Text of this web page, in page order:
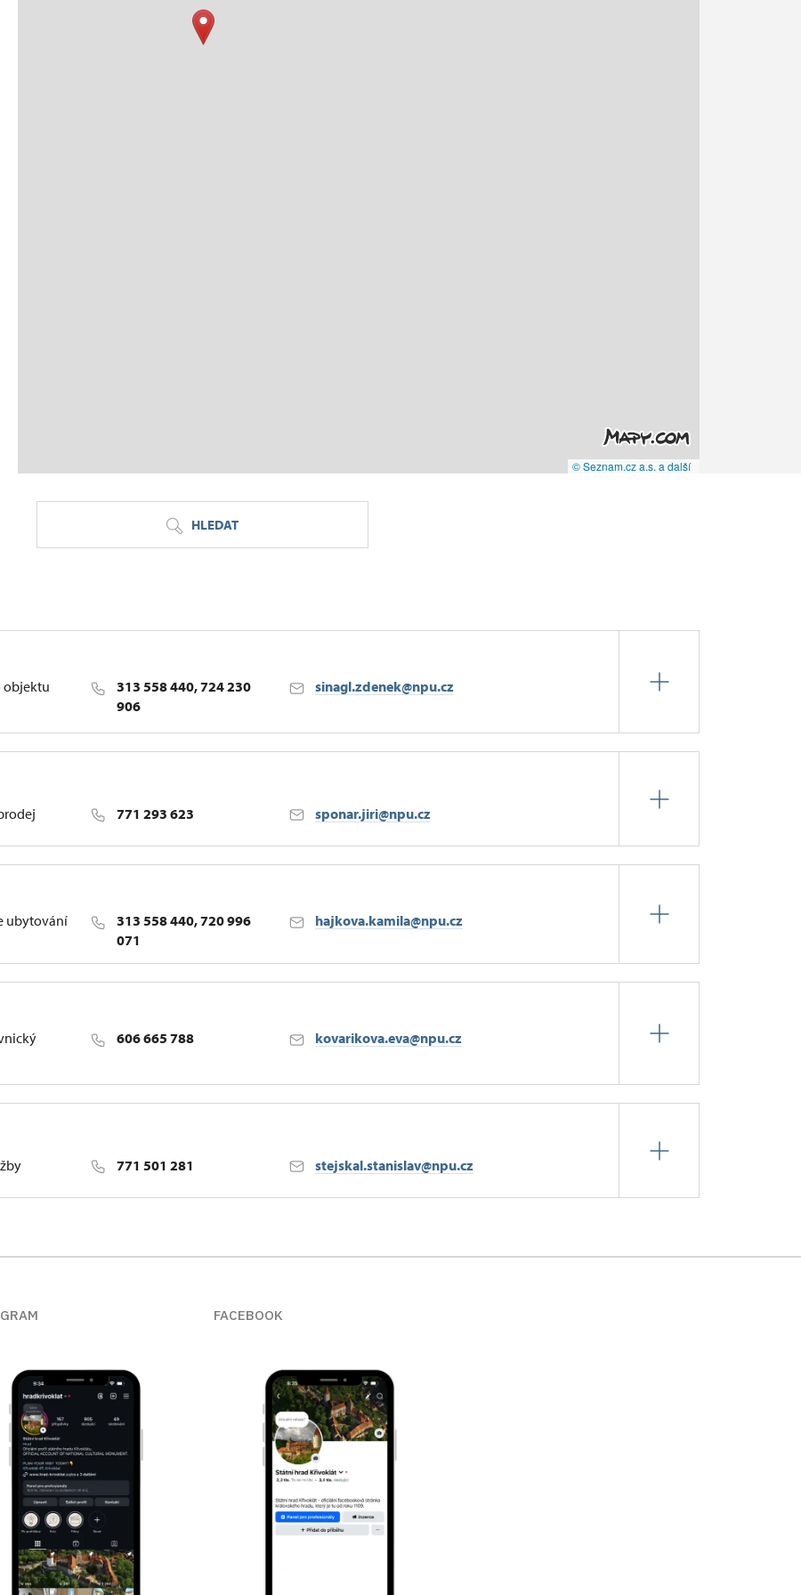
© Seznam.cz a.s. a další
HLEDAT
objektu
313 558 440, 724 230
906
sinagl.zdenek@npu.cz
771 293 623 sponar.jiri@npu.cz
ubytování
313 558 440, 720 996
071
hajkova.kamila@npu.cz
606 665 788 kovarikova.eva@npu.cz
771 501 281 stejskal.stanislav@npu.cz
FACEBOOK